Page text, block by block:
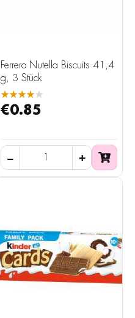
Ferrero Nutella Biscuits 41,4
g, 3 Stück
★★★★★
€0.85